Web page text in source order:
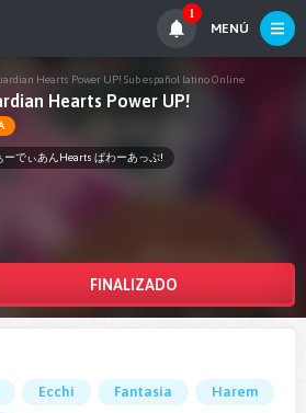
1
MENÚ
Hearts Power UP! Sub español latino Online
Hearts Power UP!
ーでぃあんHearts ぱわーあっぷ!
FINALIZADO
Ecchi Fantasía
Harem